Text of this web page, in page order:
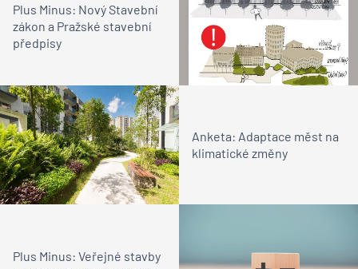
Plus Minus: Nový Stavební
zákon a Pražské stavební
předpisy
Anketa: Adaptace měst na
klimatické změny
Plus Minus: Veřejné stavby